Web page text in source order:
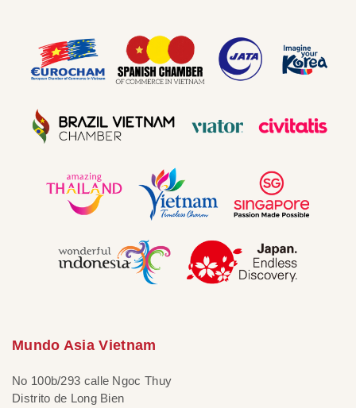
Mundo Asia Vietnam
No 100b/293 calle Ngoc Thuy
Distrito de Long Bien